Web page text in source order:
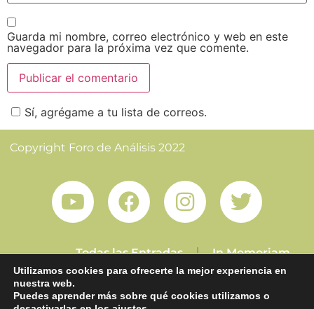
Guarda mi nombre, correo electrónico y web en este
navegador para la próxima vez que comente.
Sí, agrégame a tu lista de correos.
Copyright Foro de Análisis 2022
Todas las Entradas In Memoriam
Aviso Legal Contacto
Utilizamos cookies para ofrecerte la mejor experiencia en
nuestra web.
Puedes aprender más sobre qué cookies utilizamos o